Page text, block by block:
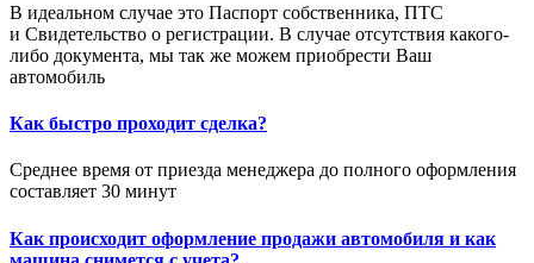
В идеальном случае это Паспорт собственника, ПТС
и Свидетельство о регистрации. В случае отсутствия какого-
либо документа, мы так же можем приобрести Ваш
автомобиль
Как быстро проходит сделка?
Среднее время от приезда менеджера до полного оформления
составляет 30 минут
Как происходит оформление продажи автомобиля и как